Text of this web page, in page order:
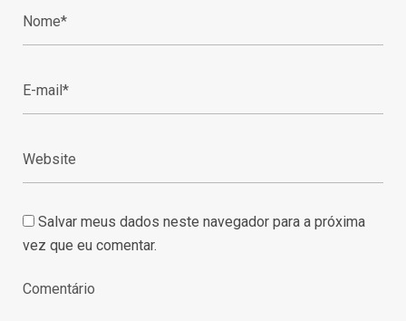
Salvar meus dados neste navegador para a próxima
vez que eu comentar.